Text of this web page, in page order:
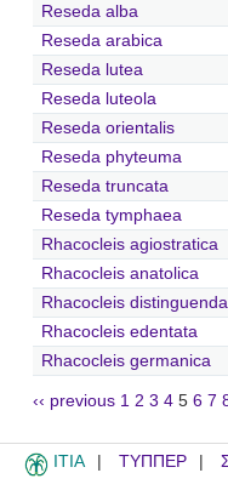
Reseda alba
Reseda arabica
Reseda lutea
Reseda luteola
Reseda orientalis
Reseda phyteuma
Reseda truncata
Reseda tymphaea
Rhacocleis agiostratica
Rhacocleis anatolica
Rhacocleis distinguenda
Rhacocleis edentata
Rhacocleis germanica
‹‹ previous 1 2 3 4 5 6 7
ITIA ΤΥΠΠΕΡ